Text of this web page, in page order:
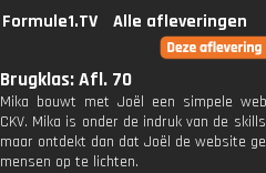
Formule1.TV
Alle afleveringen
Brugklas: Afl. 70
Mika bouwt met Joël een simpele
CKV. Mika is onder de indruk van de
maar ontdekt dan dat Joël de website
mensen op te lichten.